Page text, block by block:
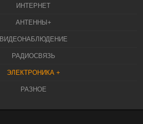
ИНТЕРНЕТ
АНТЕННЫ+
ВИДЕОНАБЛЮДЕНИЕ
РАДИОСВЯЗЬ
ЭЛЕКТРОНИКА +
РАЗНОЕ